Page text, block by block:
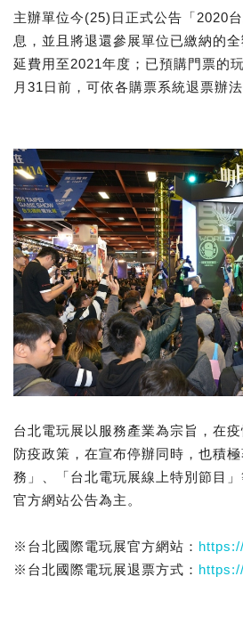
主辦單位今(25)日正式公告「2020
息，並且將退還參展單位已繳納的
延費用至2021年度；已預購門票的
月31日前，可依各購票系統退票辦
台北電玩展以服務產業為宗旨，在
防疫政策，在宣布停辦同時，也積
務」、「台北電玩展線上特別節目
官方網站公告為主。
※台北國際電玩展官方網站：
※台北國際電玩展退票方式：